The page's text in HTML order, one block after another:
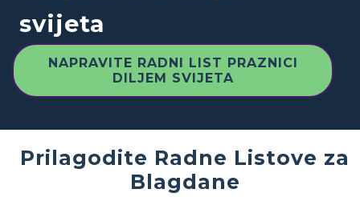
svijeta
NAPRAVITE RADNI LIST PRAZNICI
DILJEM SVIJETA
Prilagodite Radne Listove za
Blagdane